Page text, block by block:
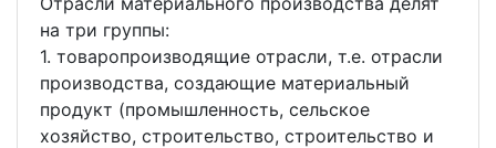
на три группы:
1. товаропроизводящие отрасли, т.е. отрасли
производства, создающие материальный
продукт (промышленность, сельское
хозяйство, строительство, строительство и